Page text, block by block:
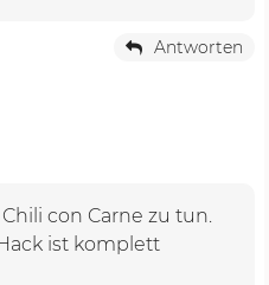
Antworten
con Carne zu tun.
ist komplett